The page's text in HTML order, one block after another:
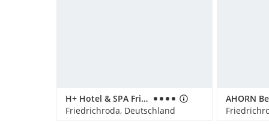
H+ Hotel & SPA Friedrichroda
Friedrichroda, Deutschland